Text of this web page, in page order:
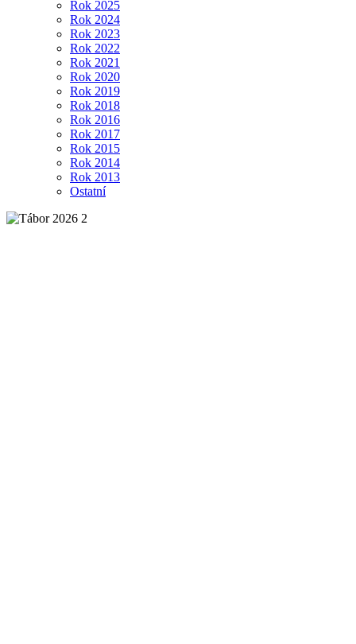
Rok 2025
Rok 2024
Rok 2023
Rok 2022
Rok 2021
Rok 2020
Rok 2019
Rok 2018
Rok 2016
Rok 2017
Rok 2015
Rok 2014
Rok 2013
Ostatní